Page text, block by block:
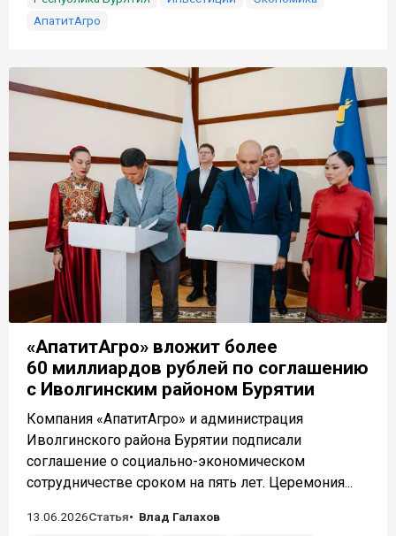
АпатитАгро
«АпатитАгро» вложит более
60 миллиардов рублей по соглашению
с Иволгинским районом Бурятии
Компания «АпатитАгро» и администрация
Иволгинского района Бурятии подписали
соглашение о социально-экономическом
сотрудничестве сроком на пять лет. Церемония...
13.06.2026Статья
Влад Галахов